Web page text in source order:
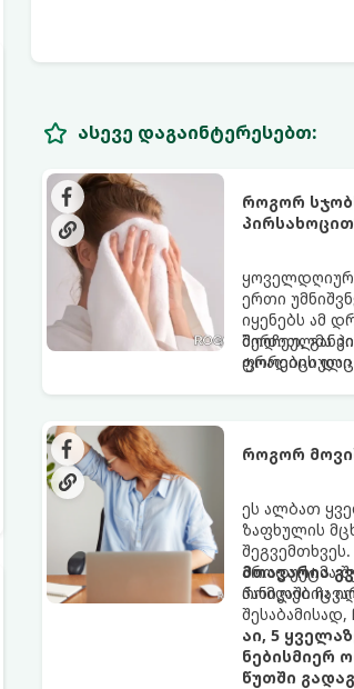
ასევე დაგაინტერესებთ:
როგორ
ერთი
იყენებს ამ
შერჩეულმა
ფორების
მოდით,
ტრადიციული
როგორ
ეს ალბათ
ზაფხულის
პროდუქტმა
პანიკაში
მთავარია
რომლებიც
აი, 5
ნებისმიერ
წუთში